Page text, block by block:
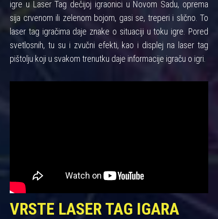
igre u Laser Tag dečijoj igraonici u Novom Sadu, oprema
sija crvenom ili zelenom bojom, gasi se, treperi i slično. To
laser tag igračima daje znake o situaciji u toku igre. Pored
svetlosnih, tu su i zvučni efekti, kao i displej na laser tag
pištolju koji u svakom trenutku daje informacije igraču o igri.
VRSTE LASER TAG IGARA